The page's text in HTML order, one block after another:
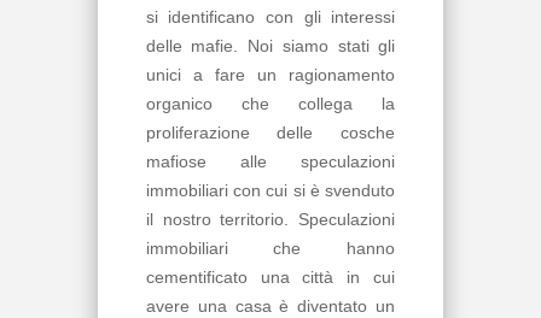
si identificano con gli interessi
delle mafie. Noi siamo stati gli
unici a fare un ragionamento
organico che collega la
proliferazione delle cosche
mafiose alle speculazioni
immobiliari con cui si è svenduto
il nostro territorio. Speculazioni
immobiliari che hanno
cementificato una città in cui
avere una casa è diventato un